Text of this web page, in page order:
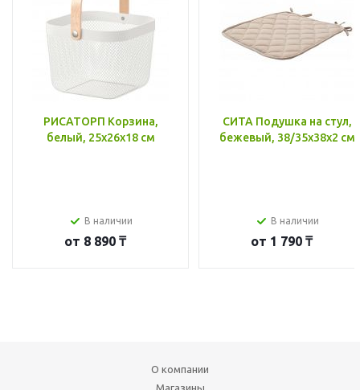
РИСАТОРП Корзина,
белый, 25x26x18 см
В наличии
от 8 890 ₸
СИТА Подушка на стул,
бежевый, 38/35x38x2 см
В наличии
от 1 790 ₸
О компании
Магазины